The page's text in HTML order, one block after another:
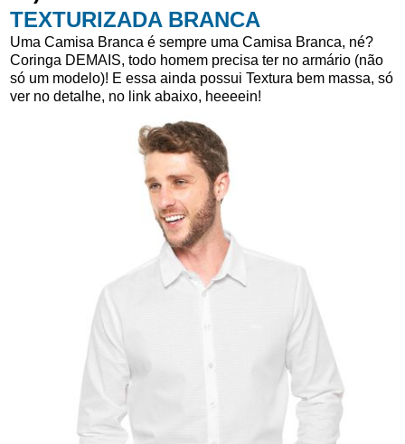
TEXTURIZADA BRANCA
Uma Camisa Branca é sempre uma Camisa Branca, né?
Coringa DEMAIS, todo homem precisa ter no armário (não
só um modelo)! E essa ainda possui Textura bem massa, só
ver no detalhe, no link abaixo, heeeein!